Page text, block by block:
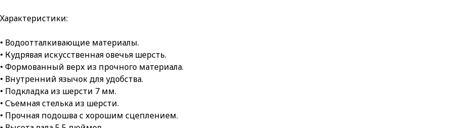
Характеристики:
• Водоотталкивающие материалы.
• Кудрявая искусственная овечья шерсть.
• Формованный верх из прочного материала.
• Внутренний язычок для удобства.
• Подкладка из шерсти 7 мм.
• Съемная стелька из шерсти.
• Прочная подошва с хорошим сцеплением.